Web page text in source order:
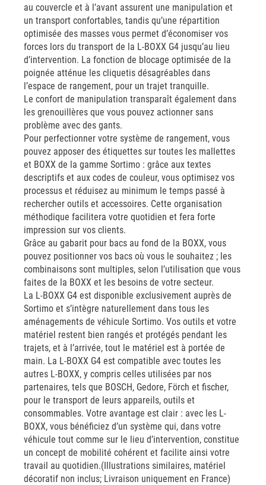
au couvercle et à l’avant assurent une manipulation et
un transport confortables, tandis qu’une répartition
optimisée des masses vous permet d’économiser vos
forces lors du transport de la L-BOXX G4 jusqu’au lieu
d’intervention. La fonction de blocage optimisée de la
poignée atténue les cliquetis désagréables dans
l’espace de rangement, pour un trajet tranquille.
Le confort de manipulation transparaît également dans
les grenouillères que vous pouvez actionner sans
problème avec des gants.
Pour perfectionner votre système de rangement, vous
pouvez apposer des étiquettes sur toutes les mallettes
et BOXX de la gamme Sortimo : grâce aux textes
descriptifs et aux codes de couleur, vous optimisez vos
processus et réduisez au minimum le temps passé à
rechercher outils et accessoires. Cette organisation
méthodique facilitera votre quotidien et fera forte
impression sur vos clients.
Grâce au gabarit pour bacs au fond de la BOXX, vous
pouvez positionner vos bacs où vous le souhaitez ; les
combinaisons sont multiples, selon l’utilisation que vous
faites de la BOXX et les besoins de votre secteur.
La L-BOXX G4 est disponible exclusivement auprès de
Sortimo et s’intègre naturellement dans tous les
aménagements de véhicule Sortimo. Vos outils et votre
matériel restent bien rangés et protégés pendant les
trajets, et à l’arrivée, tout le matériel est à portée de
main. La L-BOXX G4 est compatible avec toutes les
autres L-BOXX, y compris celles utilisées par nos
partenaires, tels que BOSCH, Gedore, Förch et fischer,
pour le transport de leurs appareils, outils et
consommables. Votre avantage est clair : avec les L-
BOXX, vous bénéficiez d’un système qui, dans votre
véhicule tout comme sur le lieu d’intervention, constitue
un concept de mobilité cohérent et facilite ainsi votre
travail au quotidien.(Illustrations similaires, matériel
décoratif non inclus; Livraison uniquement en France)